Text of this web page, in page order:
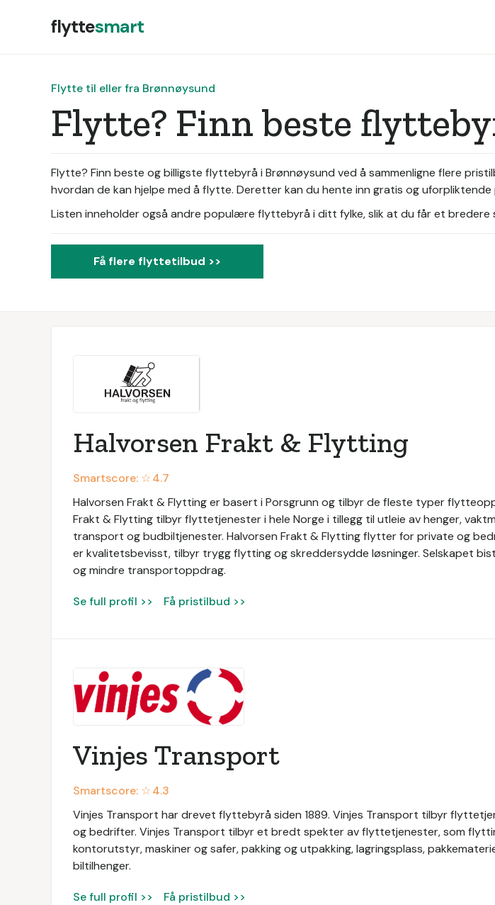
flyttesmart
Flytte til eller fra Brønnøysund
Flytte? Finn beste
Flytte? Finn beste og billigste flyttebyrå i Brønnøysund ved å sammenligne flere
hvordan de kan hjelpe med å flytte. Deretter kan du hente inn gratis og
Listen inneholder også andre populære flyttebyrå i ditt fylke, slik at du får et bredere
Få flere flyttetilbud >>
Halvorsen Frakt & Flytting
Smartscore: ☆4.7
Halvorsen Frakt & Flytting er basert i Porsgrunn og tilbyr de fleste typer
Frakt & Flytting tilbyr flyttetjenester i hele Norge i tillegg til utleie av henger,
transport og budbiltjenester. Halvorsen Frakt & Flytting flytter for private og
er kvalitetsbevisst, tilbyr trygg flytting og skreddersydde løsninger. Selskapet
og mindre transportoppdrag.
Se full profil >> Få pristilbud >>
Vinjes Transport
Smartscore: ☆4.3
Vinjes Transport har drevet flyttebyrå siden 1889. Vinjes Transport tilbyr
og bedrifter. Vinjes Transport tilbyr et bredt spekter av flyttetjenester, som
kontorutstyr, maskiner og safer, pakking og utpakking, lagringsplass,
biltilhenger.
Se full profil >> Få pristilbud >>